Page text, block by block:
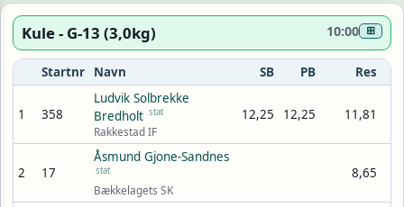
Kule - G-13 (3,0kg) 10:00 ⊞
Startnr Navn SB PB Res
1 358
Ludvik Solbrekke
Bredholt stat
Rakkestad IF
12,25 12,25 11,81
2 17
Åsmund Gjone-Sandnes
stat
Bækkelagets SK
8,65